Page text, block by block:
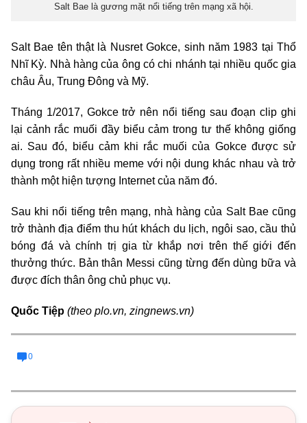
Salt Bae là gương mặt nổi tiếng trên mạng xã hội.
Salt Bae tên thật là Nusret Gokce, sinh năm 1983 tại Thổ
Nhĩ Kỳ. Nhà hàng của ông có chi nhánh tại nhiều quốc gia
châu Âu, Trung Đông và Mỹ.
Tháng 1/2017, Gokce trở nên nổi tiếng sau đoạn clip ghi
lại cảnh rắc muối đầy biểu cảm trong tư thế không giống
ai. Sau đó, biểu cảm khi rắc muối của Gokce được sử
dụng trong rất nhiều meme với nội dung khác nhau và trở
thành một hiện tượng Internet của năm đó.
Sau khi nổi tiếng trên mạng, nhà hàng của Salt Bae cũng
trở thành địa điểm thu hút khách du lịch, ngôi sao, cầu thủ
bóng đá và chính trị gia từ khắp nơi trên thế giới đến
thưởng thức. Bản thân Messi cũng từng đến dùng bữa và
được đích thân ông chủ phục vụ.
Quốc Tiệp (theo plo.vn, zingnews.vn)
0